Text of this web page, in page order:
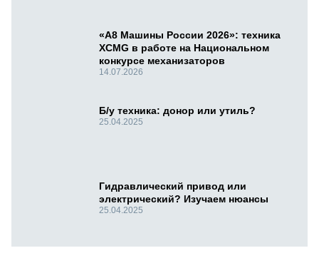
«А8 Машины России 2026»: техника
XCMG в работе на Национальном
конкурсе механизаторов
14.07.2026
Б/у техника: донор или утиль?
25.04.2025
Гидравлический привод или
электрический? Изучаем нюансы
25.04.2025